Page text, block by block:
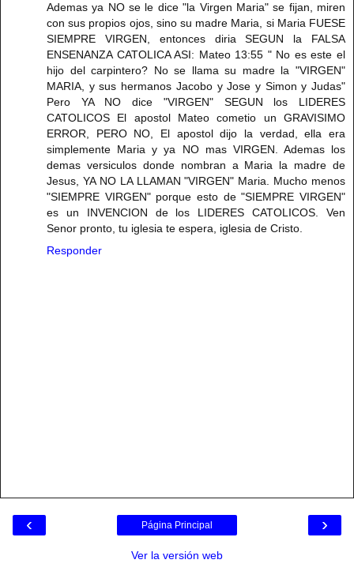
Ademas ya NO se le dice "la Virgen Maria" se fijan, miren
con sus propios ojos, sino su madre Maria, si Maria FUESE
SIEMPRE VIRGEN, entonces diria SEGUN la FALSA
ENSENANZA CATOLICA ASI: Mateo 13:55 " No es este el
hijo del carpintero? No se llama su madre la "VIRGEN"
MARIA, y sus hermanos Jacobo y Jose y Simon y Judas"
Pero YA NO dice "VIRGEN" SEGUN los LIDERES
CATOLICOS El apostol Mateo cometio un GRAVISIMO
ERROR, PERO NO, El apostol dijo la verdad, ella era
simplemente Maria y ya NO mas VIRGEN. Ademas los
demas versiculos donde nombran a Maria la madre de
Jesus, YA NO LA LLAMAN "VIRGEN" Maria. Mucho menos
"SIEMPRE VIRGEN" porque esto de "SIEMPRE VIRGEN"
es un INVENCION de los LIDERES CATOLICOS. Ven
Senor pronto, tu iglesia te espera, iglesia de Cristo.
Responder
‹ ›
Página Principal
Ver la versión web